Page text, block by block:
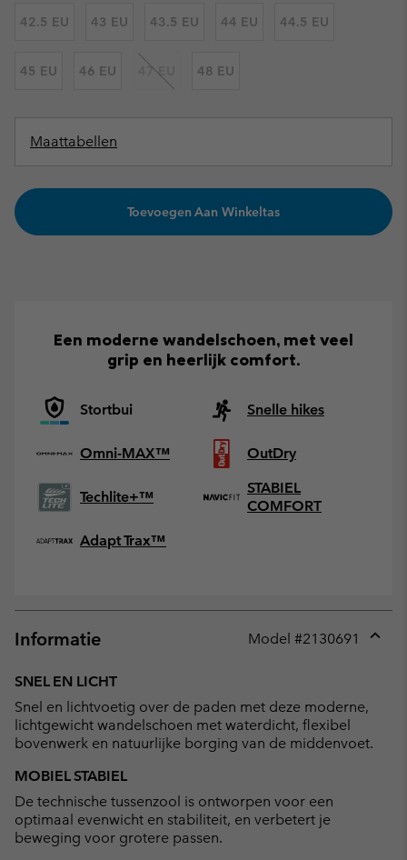
42.5 EU 43 EU 43.5 EU 44 EU 44.5 EU
45 EU 46 EU 47 EU 48 EU
Maattabellen
Toevoegen Aan Winkeltas
Een moderne wandelschoen, met veel
grip en heerlijk comfort.
Stortbui Snelle hikes
Omni-MAX™ OutDry
Techlite+™
STABIEL
COMFORT
Adapt Trax™
Informatie Model #2130691
SNEL EN LICHT
Snel en lichtvoetig over de paden met deze moderne,
lichtgewicht wandelschoen met waterdicht, flexibel
bovenwerk en natuurlijke borging van de middenvoet.
MOBIEL STABIEL
De technische tussenzool is ontworpen voor een
optimaal evenwicht en stabiliteit, en verbetert je
beweging voor grotere passen.